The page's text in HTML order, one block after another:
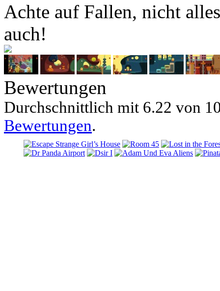
Achte auf Fallen, nicht
auch!
Bewertungen
Durchschnittlich mit 6.22 von
Bewertungen.